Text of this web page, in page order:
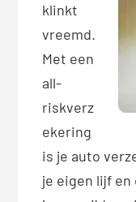
klinkt
vreemd.
Met een
all-
riskverz
ekering
is je auto
je eigen lijf en